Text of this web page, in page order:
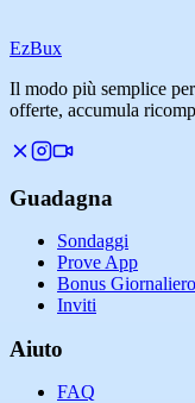
EzBux
Il modo più semplice
offerte, accumula
Guadagna
Sondaggi
Prove App
Bonus Giornaliero
Inviti
Aiuto
FAQ